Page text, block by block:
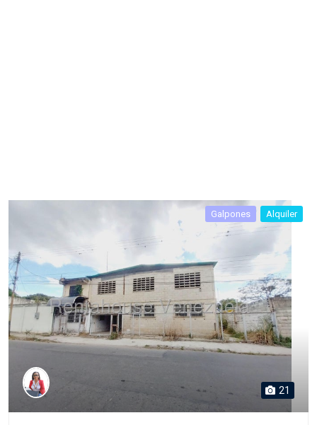
Galpones Alquiler
21